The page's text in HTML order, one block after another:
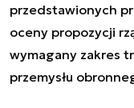
przedstawionych
oceny propozycji
wymagany zakres
przemysłu